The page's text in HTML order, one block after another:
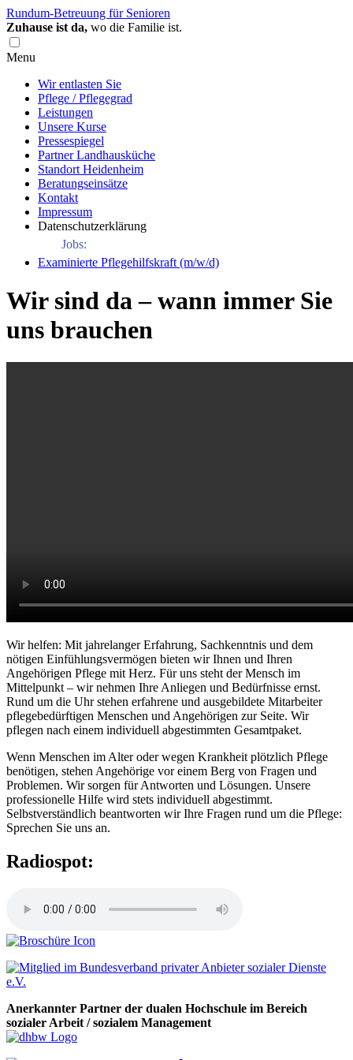
Rundum-Betreuung für Senioren
Zuhause ist da, wo die Familie ist.
Menu
Wir entlasten Sie
Pflege / Pflegegrad
Leistungen
Unsere Kurse
Pressespiegel
Partner Landhausküche
Standort Heidenheim
Beratungseinsätze
Kontakt
Impressum
Datenschutzerklärung
Jobs:
Examinierte Pflegehilfskraft (m/w/d)
Wir sind da – wann immer Sie
uns brauchen
Wir helfen: Mit jahrelanger Erfahrung, Sachkenntnis und dem
nötigen Einfühlungsvermögen bieten wir Ihnen und Ihren
Angehörigen Pflege mit Herz. Für uns steht der Mensch im
Mittelpunkt – wir nehmen Ihre Anliegen und Bedürfnisse ernst.
Rund um die Uhr stehen erfahrene und ausgebildete Mitarbeiter
pflegebedürftigen Menschen und Angehörigen zur Seite. Wir
pflegen nach einem individuell abgestimmten Gesamtpaket.
Wenn Menschen im Alter oder wegen Krankheit plötzlich Pflege
benötigen, stehen Angehörige vor einem Berg von Fragen und
Problemen. Wir sorgen für Antworten und Lösungen. Unsere
professionelle Hilfe wird stets individuell abgestimmt.
Selbstverständlich beantworten wir Ihre Fragen rund um die Pflege:
Sprechen Sie uns an.
Radiospot:
Anerkannter Partner der dualen Hochschule im Bereich
sozialer Arbeit / sozialem Management